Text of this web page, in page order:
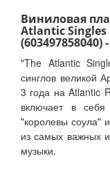
Виниловая
Atlantic Singles
(603497858040)
"The Atlantic
синглов великой
3 года на Atlantic
включает в
"королевы соула"
из самых важных
музыки.